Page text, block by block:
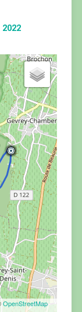
OpenStreetMap